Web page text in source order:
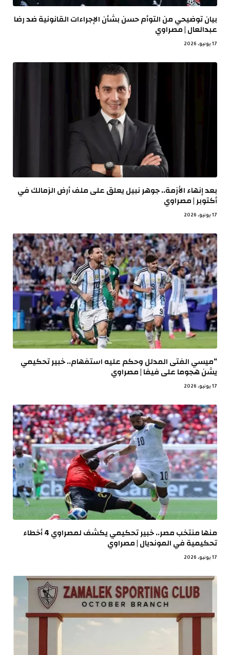
بيان توضيحي من التوأم حسن بشأن الإجراءات القانونية ضد رضا
عبدالعال | مصراوي
17 يونيو، 2026
بعد إنهاء الأزمة.. جوهر نبيل يعلق على ملف أرض الزمالك في
أكتوبر | مصراوي
17 يونيو، 2026
“ميسي الفتى المدلل وحكم عليه استفهام.. خبير تحكيمي
يشن هجوما على فيفا | مصراوي
17 يونيو، 2026
منها منتخب مصر.. خبير تحكيمي يكشف لمصراوي 4 أخطاء
تحكيمية في المونديال | مصراوي
17 يونيو، 2026